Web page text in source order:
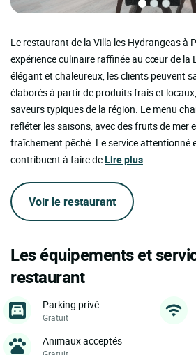
Le restaurant de la Villa les Hydrangeas à
expérience culinaire raffinée au cœur de la
élégant et chaleureux, les clients peuvent
élaborés à partir de produits frais et
saveurs typiques de la région. Le menu
refléter les saisons, avec des fruits de mer
fraîchement pêché. Le service attentionné
contribuent à faire deLire plus
Voir le restaurant
Les équipements et
restaurant
Parking privé
Gratuit
Animaux acceptés